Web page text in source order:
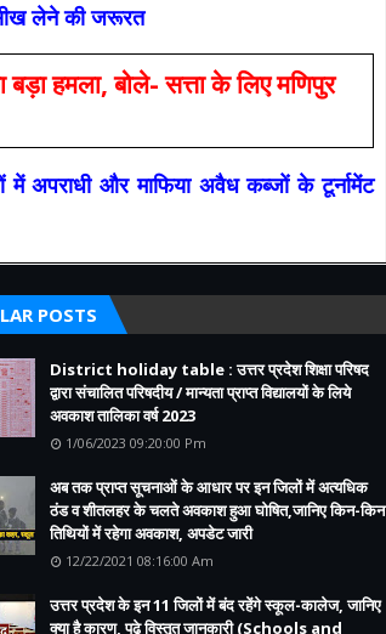
लेने की जरूरत
बोले- सत्ता के लिए मणिपुर
और माफिया अवैध कब्जों के टूर्नामेंट
POSTS
District holiday table : उत्तर प्रदेश शिक्षा परिषद
द्वारा संचालित परिषदीय / मान्यता प्राप्त विद्यालयों के लिये
अवकाश तालिका वर्ष 2023
1/06/2023 09:20:00 Pm
अब तक प्राप्त सूचनाओं के आधार पर इन जिलों में अत्यधिक
ठंड व शीतलहर के चलते अवकाश हुआ घोषित,जानिए किन-किन
तिथियों में रहेगा अवकाश, अपडेट जारी
12/22/2021 08:16:00 Am
उत्तर प्रदेश के इन 11 जिलों में बंद रहेंगे स्कूल-कालेज, जानिए
क्या है कारण, पढ़े विस्तृत जानकारी (Schools and